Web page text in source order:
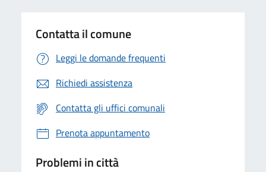
Contatta il comune
Leggi le domande frequenti
Richiedi assistenza
Contatta gli uffici comunali
Prenota appuntamento
Problemi in città